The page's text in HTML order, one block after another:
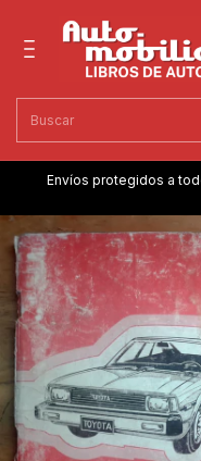
Envíos protegidos a